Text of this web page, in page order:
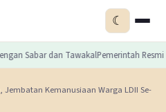
☾
✕
Berdaulat, Adil, dan MakmurUpaya
Jembatan Kemanusiaan Warga LDII Se-